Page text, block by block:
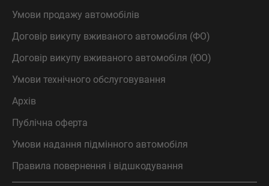
Умови продажу автомобілів
Договір викупу вживаного автомобіля (ФО)
Договір викупу вживаного автомобіля (ЮО)
Умови технічного обслуговування
Архів
Публічна оферта
Умови надання підмінного автомобіля
Правила повернення і відшкодування